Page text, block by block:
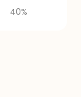
40%